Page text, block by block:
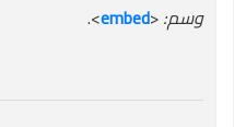
وسم:<
embed
>.